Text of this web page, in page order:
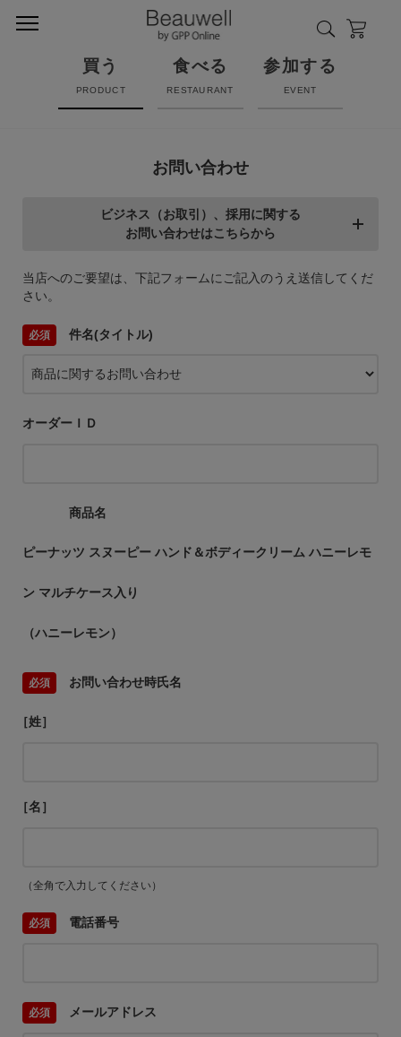
買う
PRODUCT
食べる
RESTAURANT
参加する
EVENT
お問い合わせ
ビジネス（お取引）、採用に関する
お問い合わせはこちらから
当店へのご要望は、下記フォームにご記入のうえ送信してくだ
さい。
件名(タイトル)
オーダーＩＤ
商品名
ピーナッツ スヌーピー ハンド＆ボディークリーム ハニーレモ
ン マルチケース入り
（ハニーレモン）
お問い合わせ時氏名
［姓］
［名］
（全角で入力してください）
電話番号
メールアドレス